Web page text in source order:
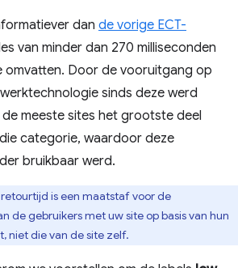
dan de vorige ECT-
van minder dan 270 milliseconden
omvatten. Door de vooruitgang op
sinds deze werd
meeste sites het grootste deel
categorie, waardoor deze
bruikbaar werd.
is een maatstaf voor de
de gebruikers met uw site op basis van hun
niet die van de site zelf.